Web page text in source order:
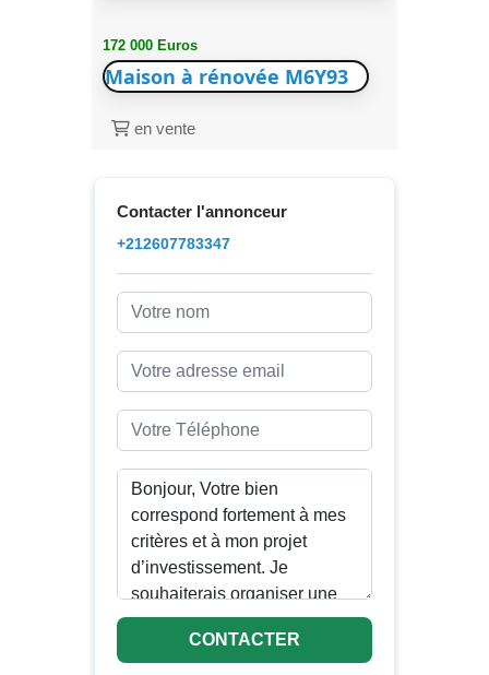
172 000 Euros
Maison à rénovée M6Y93
en vente
Contacter l'annonceur
+212607783347
CONTACTER